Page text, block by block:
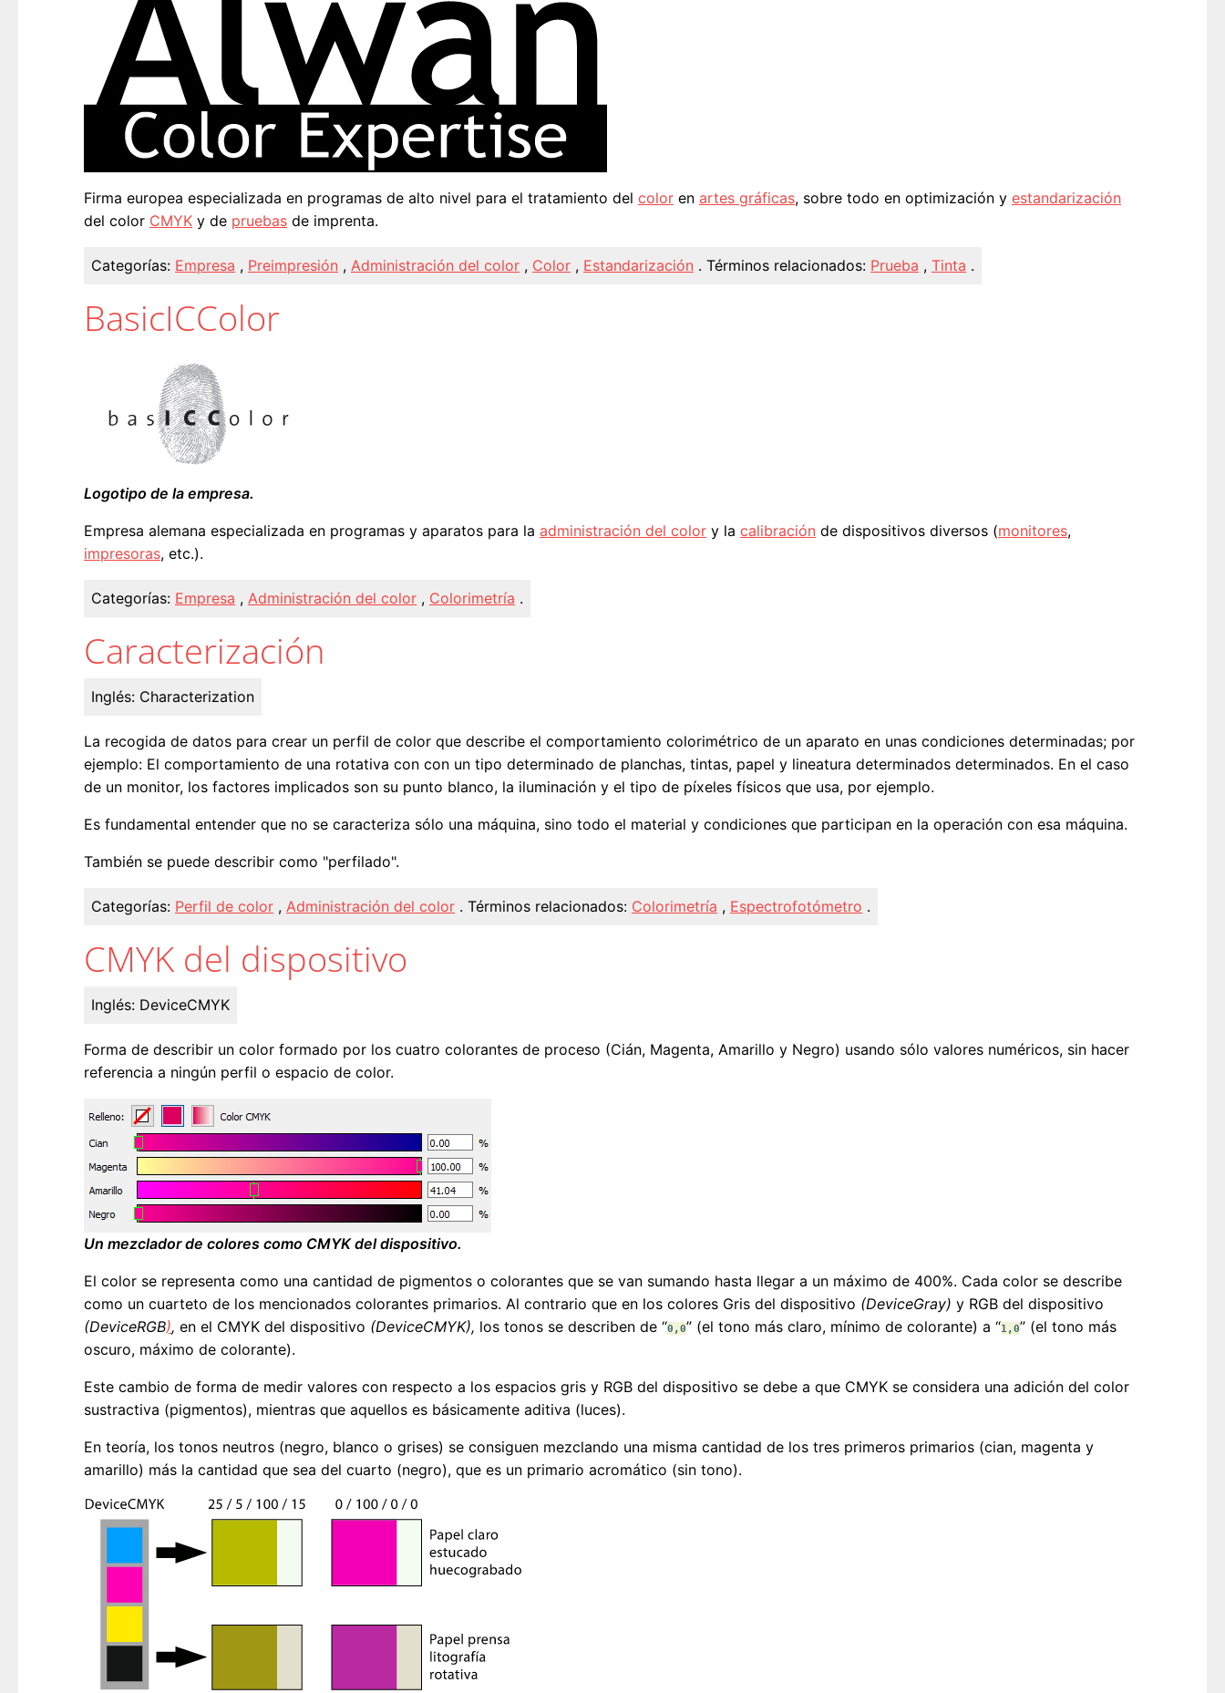
Firma europea especializada en programas de alto nivel para el tratamiento del color en artes gráficas, sobre todo en optimización y estandarización
del color CMYK y de pruebas de imprenta.
Categorías: Empresa , Preimpresión , Administración del color , Color , Estandarización . Términos relacionados: Prueba , Tinta .
BasicICColor
Logotipo de la empresa.
Empresa alemana especializada en programas y aparatos para la administración del color y la calibración de dispositivos diversos (monitores,
impresoras, etc.).
Categorías: Empresa , Administración del color , Colorimetría .
Caracterización
Inglés: Characterization
La recogida de datos para crear un perfil de color que describe el comportamiento colorimétrico de un aparato en unas condiciones determinadas; por
ejemplo: El comportamiento de una rotativa con con un tipo determinado de planchas, tintas, papel y lineatura determinados determinados. En el caso
de un monitor, los factores implicados son su punto blanco, la iluminación y el tipo de píxeles físicos que usa, por ejemplo.
Es fundamental entender que no se caracteriza sólo una máquina, sino todo el material y condiciones que participan en la operación con esa máquina.
También se puede describir como "perfilado".
Categorías: Perfil de color , Administración del color . Términos relacionados: Colorimetría , Espectrofotómetro .
CMYK del dispositivo
Inglés: DeviceCMYK
Forma de describir un color formado por los cuatro colorantes de proceso (Cián, Magenta, Amarillo y Negro) usando sólo valores numéricos, sin hacer
referencia a ningún perfil o espacio de color.
Un mezclador de colores como CMYK del dispositivo.
El color se representa como una cantidad de pigmentos o colorantes que se van sumando hasta llegar a un máximo de 400%. Cada color se describe
como un cuarteto de los mencionados colorantes primarios. Al contrario que en los colores Gris del dispositivo (DeviceGray) y RGB del dispositivo
(DeviceRGB), en el CMYK del dispositivo (DeviceCMYK), los tonos se describen de “0,0” (el tono más claro, mínimo de colorante) a “1,0” (el tono más
oscuro, máximo de colorante).
Este cambio de forma de medir valores con respecto a los espacios gris y RGB del dispositivo se debe a que CMYK se considera una adición del color
sustractiva (pigmentos), mientras que aquellos es básicamente aditiva (luces).
En teoría, los tonos neutros (negro, blanco o grises) se consiguen mezclando una misma cantidad de los tres primeros primarios (cian, magenta y
amarillo) más la cantidad que sea del cuarto (negro), que es un primario acromático (sin tono).